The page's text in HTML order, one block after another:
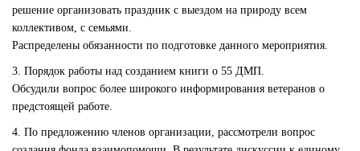
решение организовать праздник с выездом на природу всем
коллективом, с семьями.
Распределены обязанности по подготовке данного мероприятия.
3. Порядок работы над созданием книги о 55 ДМП.
Обсудили вопрос более широкого информирования ветеранов о
предстоящей работе.
4. По предложению членов организации, рассмотрели вопрос